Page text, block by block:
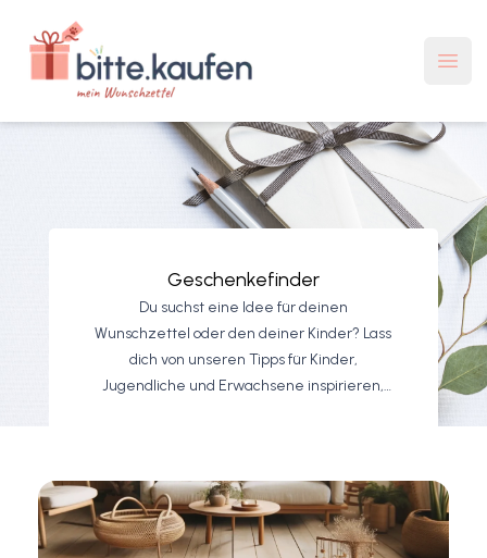
bitte.kaufen Mein Wunschzettel
Geschenkefinder
Du suchst eine Idee für deinen
Wunschzettel oder den deiner Kinder? Lass
dich von unseren Tipps für Kinder,
Jugendliche und Erwachsene inspirieren,